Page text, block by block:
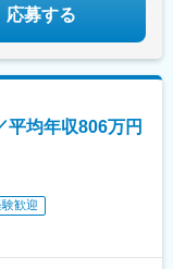
応募する
平均年収806万円
歓迎